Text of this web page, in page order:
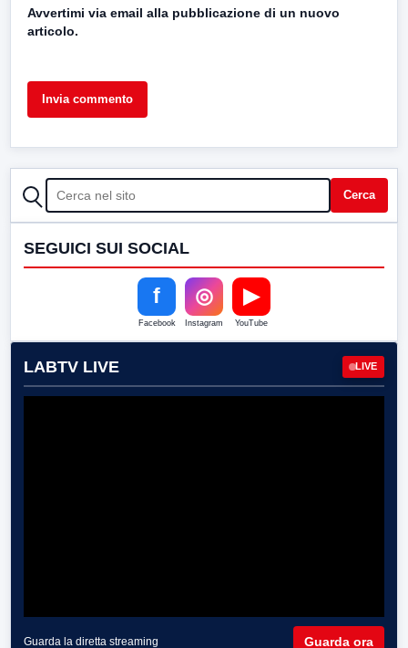
Avvertimi via email alla pubblicazione di un nuovo
articolo.
CERCA Cerca
SEGUICI SUI SOCIAL
f
Facebook
◎
Instagram
▶
YouTube
LABTV LIVE LIVE
Guarda la diretta streaming Guarda ora